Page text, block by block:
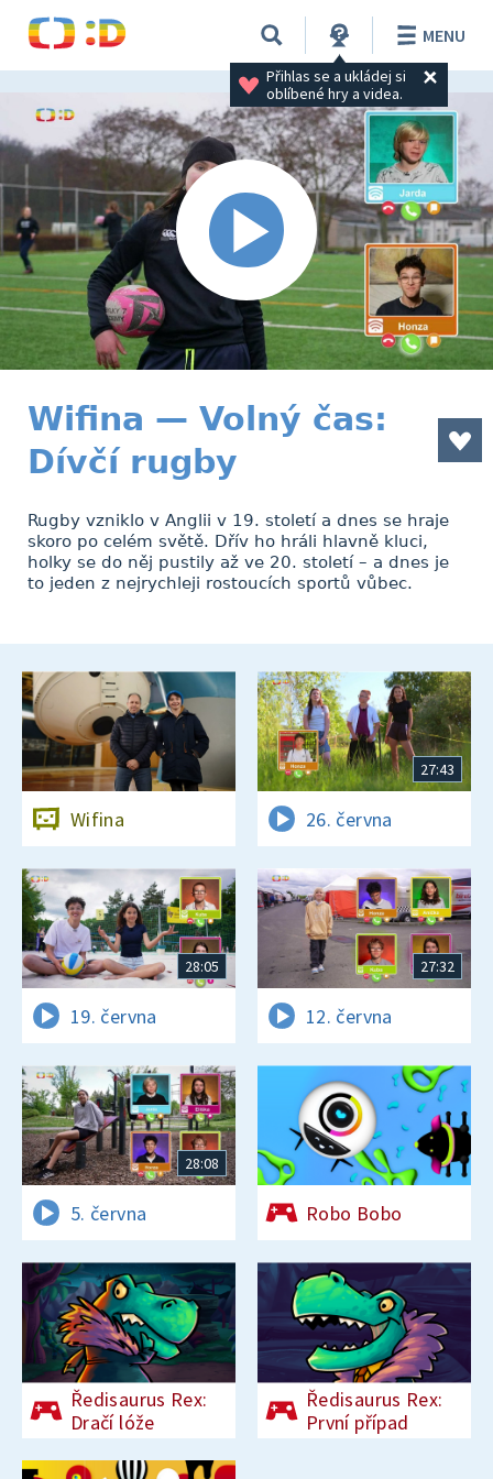
Přihlas se a ukládej si
oblíbené hry a videa.
MENU
Wifina — Volný čas:
Dívčí rugby
Rugby vzniklo v Anglii v 19. století a dnes se hraje
skoro po celém světě. Dřív ho hráli hlavně kluci,
holky se do něj pustily až ve 20. století – a dnes je
to jeden z nejrychleji rostoucích sportů vůbec.
Wifina
27:43
26. června
28:05
19. června
27:32
12. června
28:08
5. června Robo Bobo
Ředisaurus Rex:
Dračí lóže
Ředisaurus Rex:
První případ